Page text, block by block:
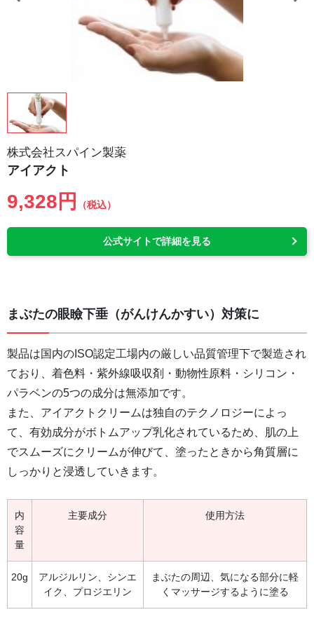
株式会社スパイン製薬
アイアクト
9,328円 （税込）
公式サイトで詳細を見る
まぶたの眼瞼下垂（がんけんかすい）対策に
製品は国内のISO認定工場内の厳しい品質管理下で製造され
ており、着色料・紫外線吸収剤・動物性原料・シリコン・
パラベンの5つの成分は無添加です。
また、アイアクトクリームは独自のテクノロジーによっ
て、有効成分がボトムアップ乳化されているため、肌の上
でスムーズにクリームが伸びて、塗ったときから角質層に
しっかりと浸透していきます。
内
容
量
主要成分 使用方法
20g
アルジルリン、シンエ
イク、プロジエリン
まぶたの周辺、気になる部分に軽
くマッサージするように塗る